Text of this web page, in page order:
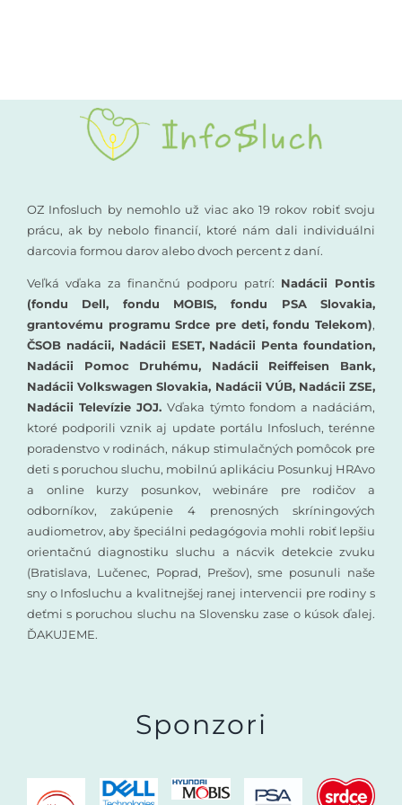
Rané poradenstvo
Vzdelávanie
OZ Infosluch by nemohlo už viac ako 19 rokov robiť svoju
prácu, ak by nebolo financií, ktoré nám dali individuálni
darcovia formou darov alebo dvoch percent z daní.
Veľká vďaka za finančnú podporu patrí: Nadácii Pontis
(fondu Dell, fondu MOBIS, fondu PSA Slovakia,
grantovému programu Srdce pre deti, fondu Telekom),
ČSOB nadácii, Nadácii ESET, Nadácii Penta foundation,
Nadácii Pomoc Druhému, Nadácii Reiffeisen Bank,
Nadácii Volkswagen Slovakia, Nadácii VÚB, Nadácii ZSE,
Nadácii Televízie JOJ.Vďaka týmto fondom a nadáciám,
ktoré podporili vznik aj update portálu Infosluch, terénne
poradenstvo v rodinách, nákup stimulačných pomôcok pre
deti s poruchou sluchu, mobilnú aplikáciu Posunkuj HRAvo
a online kurzy posunkov, webináre pre rodičov a
odborníkov, zakúpenie 4 prenosných skríningových
audiometrov, aby špeciálni pedagógovia mohli robiť lepšiu
orientačnú diagnostiku sluchu a nácvik detekcie zvuku
(Bratislava, Lučenec, Poprad, Prešov), sme posunuli naše
sny o Infosluchu a kvalitnejšej ranej intervencii pre rodiny s
deťmi s poruchou sluchu na Slovensku zase o kúsok ďalej.
ĎAKUJEME.
Sponzori